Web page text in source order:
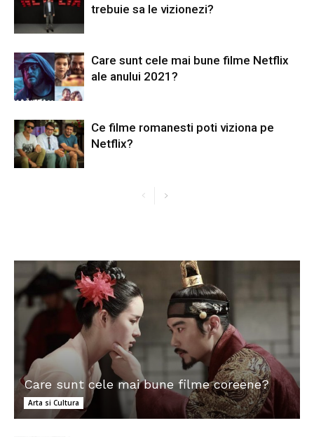
trebuie sa le vizionezi?
Care sunt cele mai bune filme Netflix
ale anului 2021?
Ce filme romanesti poti viziona pe
Netflix?
Care sunt cele mai bune filme coreene?
Arta si Cultura